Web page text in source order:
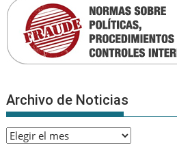
Archivo de Noticias
Archivo